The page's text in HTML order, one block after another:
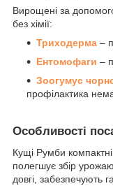
Вирощені за
без хімії:
Триходерма –
Ентомофаги –
Зоогумус
профілактика
Особливості
Кущі Румби
полегшує збір
довгі, забезпечують